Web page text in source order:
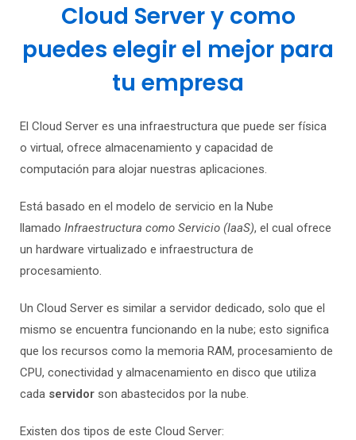
Cloud Server y como
puedes elegir el mejor para
tu empresa
El Cloud Server es una infraestructura que puede ser física
o virtual, ofrece almacenamiento y capacidad de
computación para alojar nuestras aplicaciones.
Está basado en el modelo de servicio en la Nube
llamado Infraestructura como Servicio (IaaS), el cual ofrece
un hardware virtualizado e infraestructura de
procesamiento.
Un Cloud Server es similar a servidor dedicado, solo que el
mismo se encuentra funcionando en la nube; esto significa
que los recursos como la memoria RAM, procesamiento de
CPU, conectividad y almacenamiento en disco que utiliza
cada servidor son abastecidos por la nube.
Existen dos tipos de este Cloud Server: